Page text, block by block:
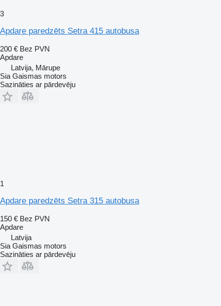
3
Apdare paredzēts Setra 415 autobusa
200 € Bez PVN
Apdare
Latvija, Mārupe
Sia Gaismas motors
Sazināties ar pārdevēju
1
Apdare paredzēts Setra 315 autobusa
150 € Bez PVN
Apdare
Latvija
Sia Gaismas motors
Sazināties ar pārdevēju